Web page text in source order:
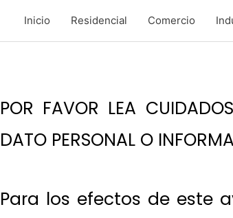
Inicio Residencial Comercio
POR FAVOR LEA
DATO PERSONAL O
Para los efectos de este